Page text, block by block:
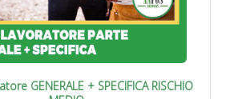
GENERALE + SPECIFICA RISCHIO